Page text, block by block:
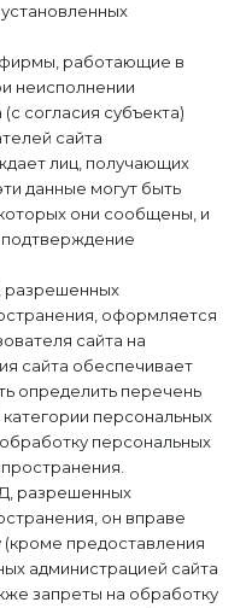
работающие в
неисполнении
согласия субъекта)
сайта
лиц, получающих
данные могут быть
они сообщены, и
подтверждение
разрешенных
оформляется
сайта на
сайта обеспечивает
определить перечень
персональных
персональных
разрешенных
он вправе
(кроме предоставления
администрацией сайта
запреты на обработку